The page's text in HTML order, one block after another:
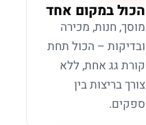
הכול במקום אחד
מוסך, חנות, מכירה
ובדיקות – הכול תחת
קורת גג אחת, ללא
צורך בריצות בין
ספקים.